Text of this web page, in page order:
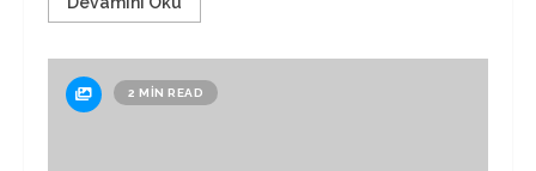
2 MIN READ